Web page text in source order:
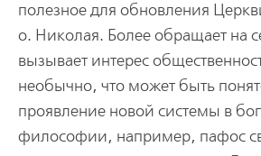
полезное для обновления
о. Николая. Более обращает на
вызывает интерес
необычно, что может быть
проявление новой системы в
философии, например, пафос